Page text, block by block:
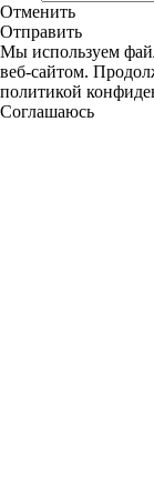
Отменить
Отправить
Мы используем
веб-сайтом.
политикой
Соглашаюсь